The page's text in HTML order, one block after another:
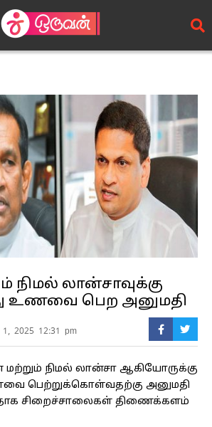
நிமல் லான்சாவுக்கு
உணவை பெற அனுமதி
1, 2025 12:31 pm
மற்றும் நிமல் லான்சா ஆகியோருக்கு
பெற்றுக்கொள்வதற்கு அனுமதி
சிறைச்சாலைகள் திணைக்களம்